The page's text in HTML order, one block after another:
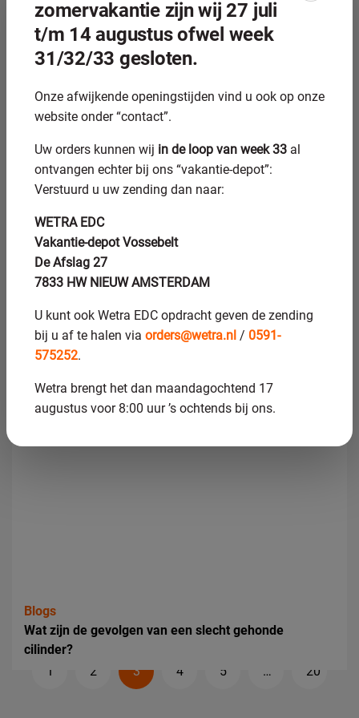
Blogs
worden gehond?
Blogs
Wanneer is het thermisch spuiten van een asbus de
beste oplossing?
Wat is de rol van een drive shaft in hydraulische
Blogs
Wat zijn de gevolgen van een slecht gehonde
cilinder?
B
1 2 3 4 5 … 20
zomervakantie zijn wij 27 juli
t/m 14 augustus ofwel week
31/32/33 gesloten.
Onze afwijkende openingstijden vind u ook op onze
website onder “contact”.
Uw orders kunnen wij in de loop van week 33 al
ontvangen echter bij ons “vakantie-depot”:
Verstuurd u uw zending dan naar:
WETRA EDC
Vakantie-depot Vossebelt
De Afslag 27
7833 HW NIEUW AMSTERDAM
U kunt ook Wetra EDC opdracht geven de zending
bij u af te halen via orders@wetra.nl / 0591-
575252.
Wetra brengt het dan maandagochtend 17
augustus voor 8:00 uur ’s ochtends bij ons.